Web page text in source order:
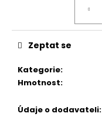
Kategorie:
Hmotnost:
Údaje o dodavateli:
Zeptat se